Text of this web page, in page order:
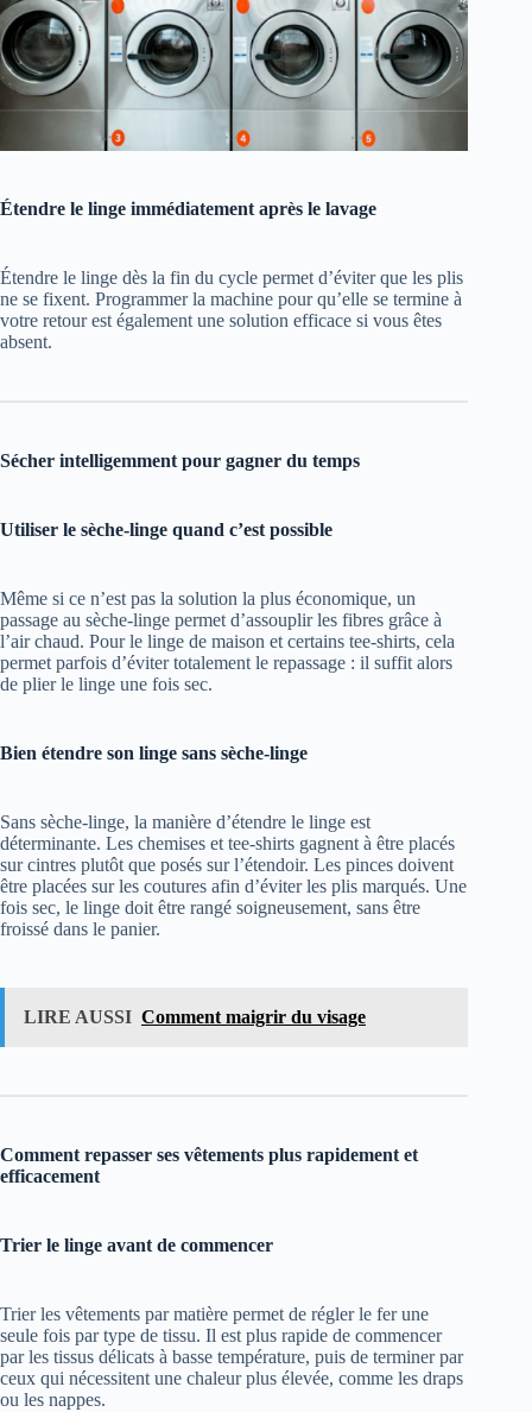
Étendre le linge immédiatement après le lavage
Étendre le linge dès la fin du cycle permet d’éviter que les plis
ne se fixent. Programmer la machine pour qu’elle se termine à
votre retour est également une solution efficace si vous êtes
absent.
Sécher intelligemment pour gagner du temps
Utiliser le sèche-linge quand c’est possible
Même si ce n’est pas la solution la plus économique, un
passage au sèche-linge permet d’assouplir les fibres grâce à
l’air chaud. Pour le linge de maison et certains tee-shirts, cela
permet parfois d’éviter totalement le repassage : il suffit alors
de plier le linge une fois sec.
Bien étendre son linge sans sèche-linge
Sans sèche-linge, la manière d’étendre le linge est
déterminante. Les chemises et tee-shirts gagnent à être placés
sur cintres plutôt que posés sur l’étendoir. Les pinces doivent
être placées sur les coutures afin d’éviter les plis marqués. Une
fois sec, le linge doit être rangé soigneusement, sans être
froissé dans le panier.
LIRE AUSSI Comment maigrir du visage
Comment repasser ses vêtements plus rapidement et
efficacement
Trier le linge avant de commencer
Trier les vêtements par matière permet de régler le fer une
seule fois par type de tissu. Il est plus rapide de commencer
par les tissus délicats à basse température, puis de terminer par
ceux qui nécessitent une chaleur plus élevée, comme les draps
ou les nappes.